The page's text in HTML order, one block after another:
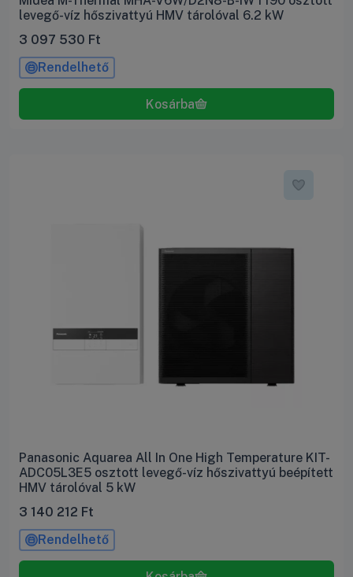
levegő-víz hőszivattyú HMV tárolóval 6.2 kW
3 097 530 Ft
Rendelhető
Panasonic Aquarea All In One High Temperature KIT-
ADC05L3E5 osztott levegő-víz hőszivattyú beépített
HMV tárolóval 5 kW
3 140 212 Ft
Rendelhető